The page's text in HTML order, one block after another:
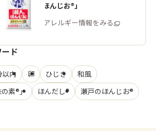
「瀬戸のほんじお®」
商品・アレルギー情報をみる
ド
以内 卵 ひじき
和風
の素®」
ほんだし® 瀬戸のほんじお®